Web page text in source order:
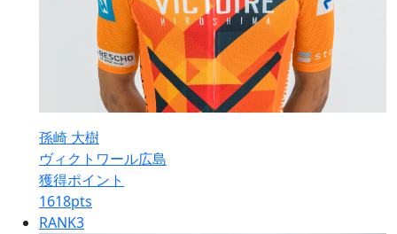
孫崎 大樹
ヴィクトワール広島
獲得ポイント
1618pts
RANK3